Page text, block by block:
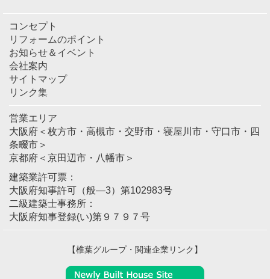
コンセプト
リフォームのポイント
お知らせ＆イベント
会社案内
サイトマップ
リンク集
営業エリア
大阪府＜枚方市・高槻市・交野市・寝屋川市・守口市・四
条畷市＞
京都府＜京田辺市・八幡市＞
建築業許可票：
大阪府知事許可（般―3）第102983号
二級建築士事務所：
大阪府知事登録(い)第９７９７号
【椎葉グループ・関連企業リンク】